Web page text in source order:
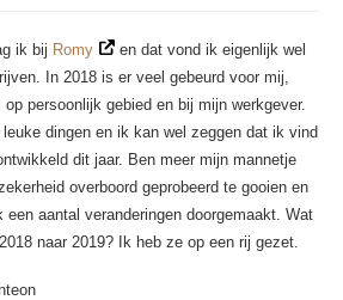
ik bij Romy
en dat vond ik eigenlijk wel
In 2018 is er veel gebeurd voor mij,
persoonlijk gebied en bij mijn werkgever.
leuke dingen en ik kan wel zeggen dat ik vind
dit jaar. Ben meer mijn mannetje
overboord geprobeerd te gooien en
aantal veranderingen doorgemaakt. Wat
naar 2019? Ik heb ze op een rij gezet.